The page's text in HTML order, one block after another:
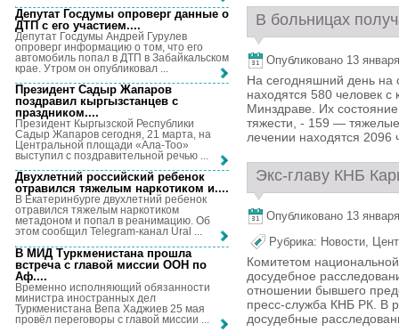
В больницах
Опубликовано 13
На сегодняшний день на
находятся 580 человек
Минздраве. Их
тяжести, - 159 —
лечении находятся 2096
Экс-главу КНБ
Опубликовано 13
Рубрика: Новости,
Комитетом
досудебное
отношении бывшего
пресс-служба КНБ РК. В
досудебные
Депутат Госдумы опроверг данные о
ДТП с его участием....
Депутат Госдумы Андрей Гурулев
опроверг информацию о том, что его
автомобиль попал в ДТП в Забайкальском
крае. Утром он опубликовал ...
Президент Садыр Жапаров
поздравил кыргызстанцев с
праздником....
Президент Кыргызской Республики
Садыр Жапаров сегодня, 21 марта, на
Центральной площади «Ала-Тоо»
выступил с поздравительной речью ...
Двухлетний российский ребенок
отравился тяжелым наркотиком и....
В Екатеринбурге двухлетний ребенок
отравился тяжелым наркотиком
метадоном и попал в реанимацию. Об
этом сообщил Telegram-канал Ural ...
В МИД Туркменистана прошла
встреча с главой миссии ООН по
Аф....
Временно исполняющий обязанности
министра иностранных дел
Туркменистана Вепа Хаджиев 25 мая
провёл переговоры с главой миссии ...